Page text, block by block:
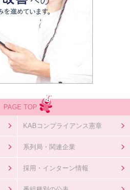
PAGE TOP
KABコンプライアンス憲章
系列局・関連企業
採用・インターン情報